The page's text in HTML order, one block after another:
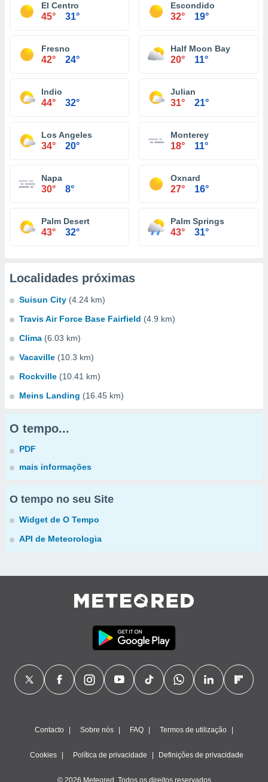
El Centro
45° 31°
Escondido
32° 19°
Fresno
42° 24°
Half Moon Bay
20° 11°
Indio
44° 32°
Julian
31° 21°
Los Angeles
34° 20°
Monterey
18° 11°
Napa
30° 8°
Oxnard
27° 16°
Palm Desert
43° 32°
Palm Springs
43° 31°
Localidades próximas
Suisun City (4.24 km)
Travis Air Force Base Fairfield (4.9 km)
Clima (6.03 km)
Vacaville (10.3 km)
Rockville (10.41 km)
Meins Landing (16.45 km)
O tempo...
PDF
mais informações
O tempo no seu Site
Widget de O Tempo
API de Meteorologia
Contacto Sobre nós FAQ Termos de utilização
Cookies Política de privacidade Definições de privacidade
© 2026 Meteored. Todos os direitos reservados